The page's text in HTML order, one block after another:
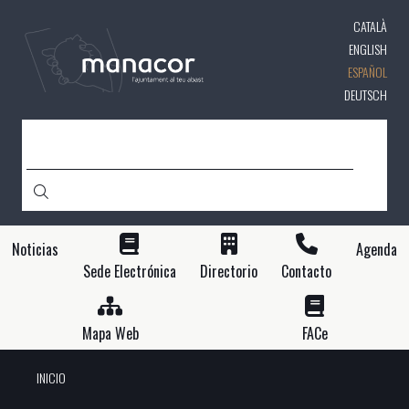
contenido
principal
CATALÀ
ENGLISH
ESPAÑOL
DEUTSCH
Noticias
Sede Electrónica
Directorio Contacto
Agenda
Mapa Web FACe
INICIO